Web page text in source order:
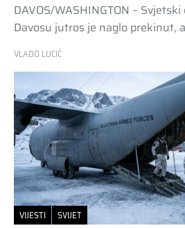
DAVOS/WASHINGTON –
Davosu jutros je naglo prekinut,
VLADO LUCIĆ
VIJESTI SVIJET